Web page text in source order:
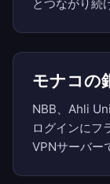
とつながり続
モナコの
NBB、Ahli
ログインにフ
VPNサーバー